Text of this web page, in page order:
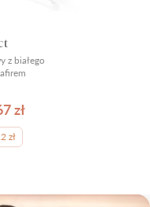
z białego
zł
zł